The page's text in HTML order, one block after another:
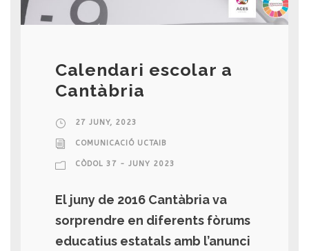
Calendari escolar a
Cantàbria
27 JUNY, 2023
COMUNICACIÓ UCTAIB
CÒDOL 37 - JUNY 2023
El juny de 2016 Cantàbria va
sorprendre en diferents fòrums
educatius estatals amb l’anunci